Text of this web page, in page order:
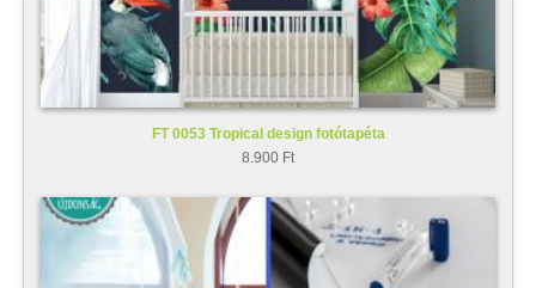
FT 0053 Tropical design fotótapéta
8.900 Ft